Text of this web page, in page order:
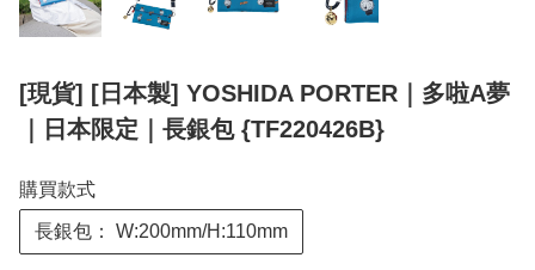
[現貨] [日本製] YOSHIDA PORTER｜多啦A夢
｜日本限定｜長銀包 {TF220426B}
購買款式
長銀包： W:200mm/H:110mm